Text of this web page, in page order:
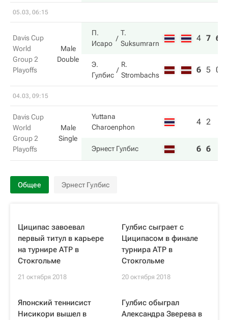
05.03, 06:15
Davis Cup
World
Group 2
Playoffs
Male
Double
П.
Исаро
T.
Suksumrarn
4 7 6
Э.
Гулбис
R.
Strombachs
6 5 0
04.03, 09:15
Davis Cup
World
Group 2
Playoffs
Male
Single
Yuttana
Charoenphon
4 2
Эрнест Гулбис 6 6
Общее Эрнест Гулбис
Циципас завоевал
первый титул в карьере
на турнире ATP в
Стокгольме
21 октября 2018
Гулбис сыграет с
Циципасом в финале
турнира ATP в
Стокгольме
20 октября 2018
Японский теннисист
Нисикори вышел в
Гулбис обыграл
Александра Зверева в